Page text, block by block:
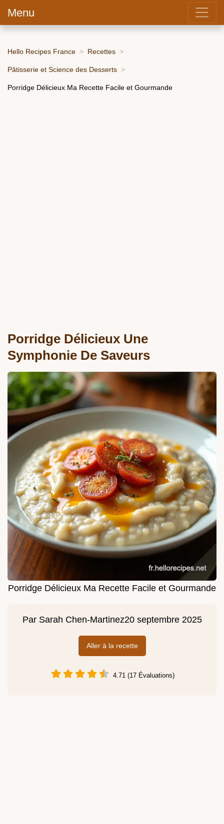
Menu
Hello Recipes France Recettes
Pâtisserie et Science des Desserts
Porridge Délicieux Ma Recette Facile et Gourmande
Porridge Délicieux Une
Symphonie De Saveurs
Porridge Délicieux Ma Recette Facile et Gourmande
Par Sarah Chen-Martinez20 septembre 2025
Aller à la recette
4.71 (17 Évaluations)